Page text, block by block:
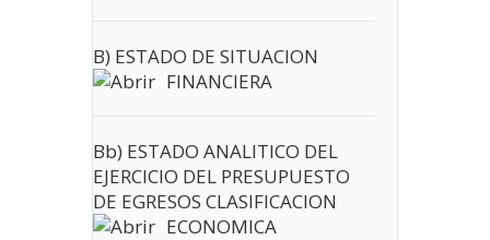
B) ESTADO DE SITUACION
FINANCIERA
Bb) ESTADO ANALITICO DEL
EJERCICIO DEL PRESUPUESTO
DE EGRESOS CLASIFICACION
ECONOMICA